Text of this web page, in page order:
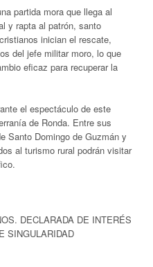
partida mora que llega al
y rapta al patrón, santo
inician el rescate,
del jefe militar moro, lo que
eficaz para recuperar la
el espectáculo de este
de Ronda. Entre sus
Santo Domingo de Guzmán y
al turismo rural podrán visitar
DECLARADA DE INTERÉS
SINGULARIDAD